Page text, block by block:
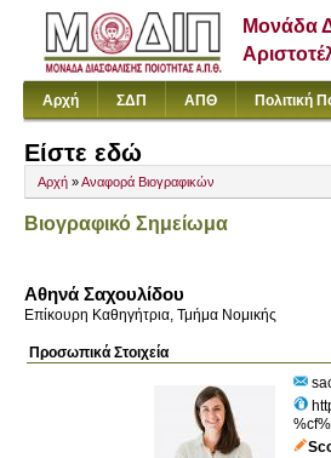
Μονάδα
Αρχή ΣΔΠ ΑΠΘ Πολιτική
Είστε εδώ
Αρχή »Αναφορά Βιογραφικών
Βιογραφικό Σημείωμα
Αθηνά Σαχουλίδου
Επίκουρη Καθηγήτρια, Τμήμα Νομικής
Προσωπικά Στοιχεία